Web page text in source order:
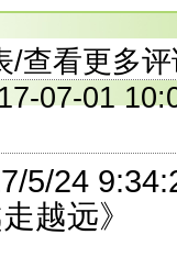
查看更多评
07-01
5/24
越远》